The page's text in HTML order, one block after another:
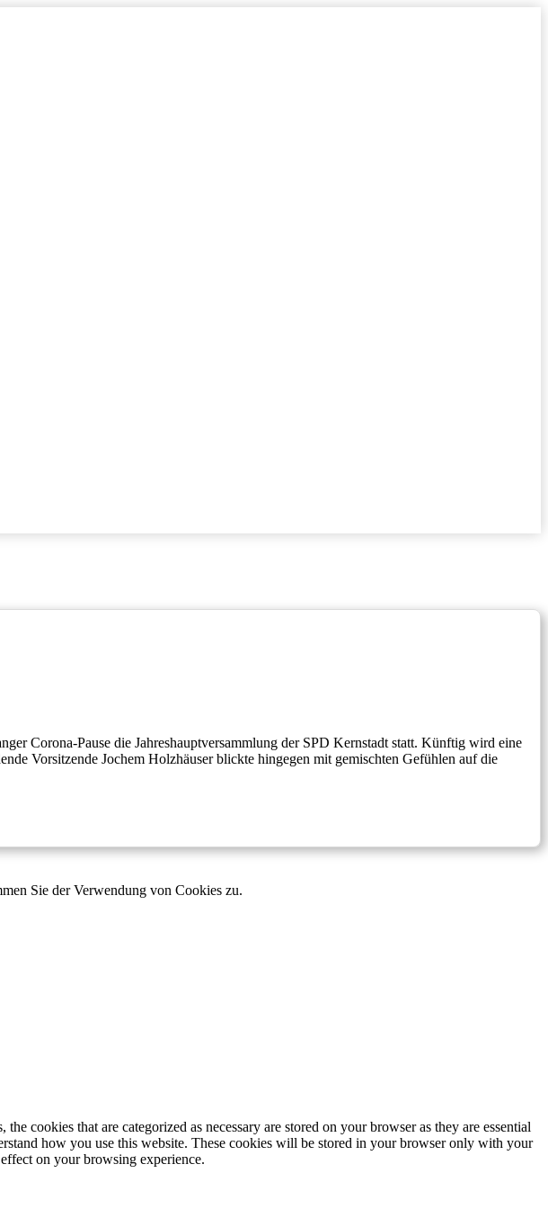
Corona-Pause die Jahreshauptversammlung der SPD Kernstadt statt. Künftig wird eine
Vorsitzende Jochem Holzhäuser blickte hingegen mit gemischten Gefühlen auf die
Sie der Verwendung von Cookies zu.
cookies that are categorized as necessary are stored on your browser as they are essential
how you use this website. These cookies will be stored in your browser only with your
on your browsing experience.